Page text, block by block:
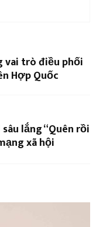
vai trò điều phối
Hợp Quốc
lắng “Quên rồi
xã hội